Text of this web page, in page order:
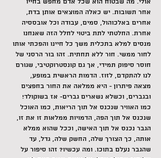
אולי. מה שבטוח הוא שכל אדם מחפש בחייו
אחר תשובות. יש כאלה המוצאים אותן בדת,
אחרים באלכוהול, סמים, עבודה וכל אובססיה
אחרת. החלטתי לתת ביטוי לחלל הזה שאנחנו
מנסים למלא בתכלית משך כל חיינו והפכתי אותו
לחור ממשי. חור ללא תחתית. זהו בור הרסני של
חוסר סיפוק תמידי, אך גם קונסטרוקטיבי, שגורם
לנו להתקדם, לזוז. הדמות הראשית במופע,
מצאה פיתרון - היא ממלאה את החור בחפצים
ובגברים, וכשלא נשארים גברים- אז בשוקולד!
כמו האוויר שנכנס אל תוך הריאות, כמו האוכל
שנכנס אל תוך הפה, הדמויות ממלאות זו את זו,
הגבר נכנס אל תוך האישה, וככל שהוא ממלא
אותה, כך הצורך שלה, החשק שלה, גדל, עד
שהגבר נעלם בתוכו. ומה עכשיו? זהו סיפור על